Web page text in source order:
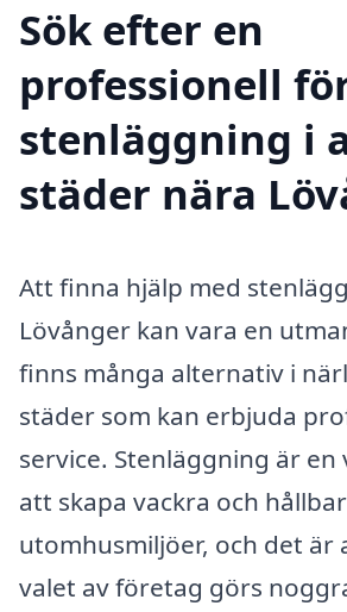
Sök efter en
professionell
stenläggning i
städer nära
Att finna hjälp med
Lövånger kan vara en
finns många alternativ i
städer som kan erbjuda
service. Stenläggning är en
att skapa vackra och
utomhusmiljöer, och det är
valet av företag görs